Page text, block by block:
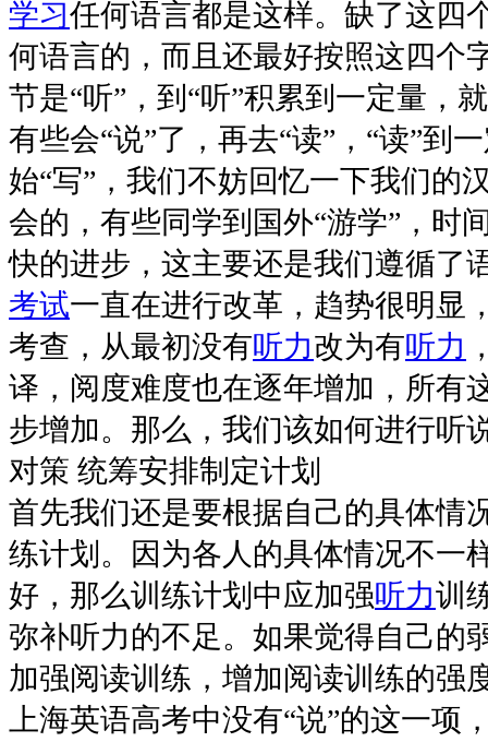
学习任何语言都是这样。缺了这四
何语言的，而且还最好按照这四个
节是“听”，到“听”积累到一定量，
有些会“说”了，再去“读”，“读”到
始“写”，我们不妨回忆一下我们的
会的，有些同学到国外“游学”，时
快的进步，这主要还是我们遵循了
考试一直在进行改革，趋势很明显
考查，从最初没有听力改为有听力
译，阅度难度也在逐年增加，所有
步增加。那么，我们该如何进行听
对策 统筹安排制定计划
首先我们还是要根据自己的具体情
练计划。因为各人的具体情况不一
好，那么训练计划中应加强听力训
弥补听力的不足。如果觉得自己的
加强阅读训练，增加阅读训练的强
上海英语高考中没有“说”的这一项